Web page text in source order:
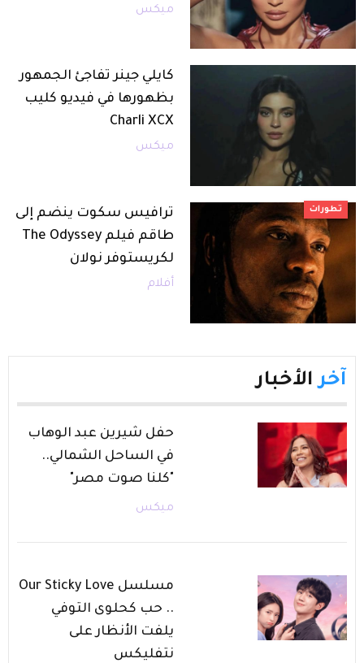
ميكس
كايلي جينر تفاجئ الجمهور
بظهورها في فيديو كليب
Charli XCX
ميكس
تطورات
ترافيس سكوت ينضم إلى
طاقم فيلم The Odyssey
لكريستوفر نولان
أفلام
آخر الأخبار
حفل شيرين عبد الوهاب
في الساحل الشمالي..
"كلنا صوت مصر"
ميكس
مسلسل Our Sticky Love
.. حب كحلوى التوفي
يلفت الأنظار على
نتفليكس